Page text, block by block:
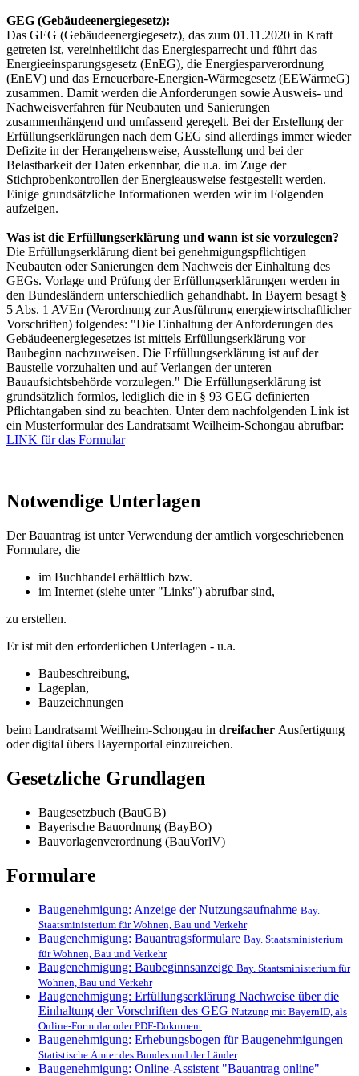
GEG (Gebäudeenergiegesetz):
Das GEG (Gebäudeenergiegesetz), das zum 01.11.2020 in Kraft
getreten ist, vereinheitlicht das Energiesparrecht und führt das
Energieeinsparungsgesetz (EnEG), die Energiesparverordnung
(EnEV) und das Erneuerbare-Energien-Wärmegesetz (EEWärmeG)
zusammen. Damit werden die Anforderungen sowie Ausweis- und
Nachweisverfahren für Neubauten und Sanierungen
zusammenhängend und umfassend geregelt. Bei der Erstellung der
Erfüllungserklärungen nach dem GEG sind allerdings immer wieder
Defizite in der Herangehensweise, Ausstellung und bei der
Belastbarkeit der Daten erkennbar, die u.a. im Zuge der
Stichprobenkontrollen der Energieausweise festgestellt werden.
Einige grundsätzliche Informationen werden wir im Folgenden
aufzeigen.
Was ist die Erfüllungserklärung und wann ist sie vorzulegen?
Die Erfüllungserklärung dient bei genehmigungspflichtigen
Neubauten oder Sanierungen dem Nachweis der Einhaltung des
GEGs. Vorlage und Prüfung der Erfüllungserklärungen werden in
den Bundesländern unterschiedlich gehandhabt. In Bayern besagt §
5 Abs. 1 AVEn (Verordnung zur Ausführung energiewirtschaftlicher
Vorschriften) folgendes: "Die Einhaltung der Anforderungen des
Gebäudeenergiegesetzes ist mittels Erfüllungserklärung vor
Baubeginn nachzuweisen. Die Erfüllungserklärung ist auf der
Baustelle vorzuhalten und auf Verlangen der unteren
Bauaufsichtsbehörde vorzulegen." Die Erfüllungserklärung ist
grundsätzlich formlos, lediglich die in § 93 GEG definierten
Pflichtangaben sind zu beachten. Unter dem nachfolgenden Link ist
ein Musterformular des Landratsamt Weilheim-Schongau abrufbar:
LINK für das Formular
Notwendige Unterlagen
Der Bauantrag ist unter Verwendung der amtlich vorgeschriebenen
Formulare, die
im Buchhandel erhältlich bzw.
im Internet (siehe unter "Links") abrufbar sind,
zu erstellen.
Er ist mit den erforderlichen Unterlagen - u.a.
Baubeschreibung,
Lageplan,
Bauzeichnungen
beim Landratsamt Weilheim-Schongau in dreifacher Ausfertigung
oder digital übers Bayernportal einzureichen.
Gesetzliche Grundlagen
Baugesetzbuch (BauGB)
Bayerische Bauordnung (BayBO)
Bauvorlagenverordnung (BauVorlV)
Formulare
Baugenehmigung: Anzeige der Nutzungsaufnahme Bay.
Staatsministerium für Wohnen, Bau und Verkehr
Baugenehmigung: Bauantragsformulare Bay. Staatsministerium
für Wohnen, Bau und Verkehr
Baugenehmigung: Baubeginnsanzeige Bay. Staatsministerium für
Wohnen, Bau und Verkehr
Baugenehmigung: Erfüllungserklärung Nachweise über die
Einhaltung der Vorschriften des GEG Nutzung mit BayernID, als
Online-Formular oder PDF-Dokument
Baugenehmigung: Erhebungsbogen für Baugenehmigungen
Statistische Ämter des Bundes und der Länder
Baugenehmigung: Online-Assistent "Bauantrag online"